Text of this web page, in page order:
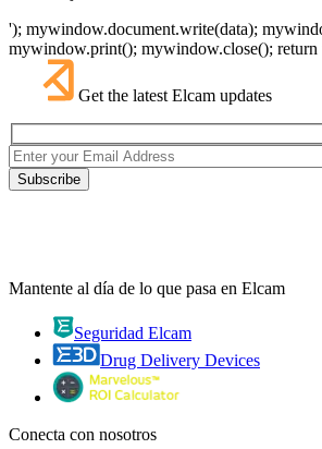
'); mywindow.document.write(data);
mywindow.print(); mywindow.close(); return
Get the latest Elcam updates
Mantente al día de lo que pasa en Elcam
Seguridad Elcam
Drug Delivery Devices
Conecta con nosotros